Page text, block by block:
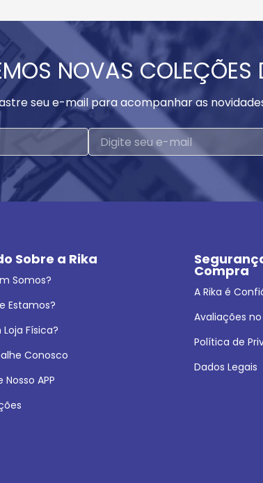
NOVAS COLEÇÕES
seu e-mail para acompanhar as
Sobre a Rika
Somos?
Estamos?
Física?
Conosco
Nosso APP
Compra
A Rika é
Avaliações
Política de
Dados Legais